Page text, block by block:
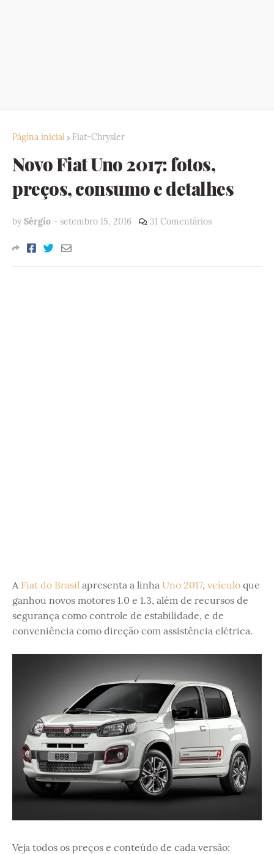
Página inicial Fiat-Chrysler
Novo Fiat Uno 2017: fotos,
preços, consumo e detalhes
by Sérgio - setembro 15, 2016 31 Comentários
A Fiat do Brasil apresenta a linha Uno 2017, veículo que
ganhou novos motores 1.0 e 1.3, além de recursos de
segurança como controle de estabilidade, e de
conveniência como direção com assistência elétrica.
Veja todos os preços e conteúdo de cada versão: